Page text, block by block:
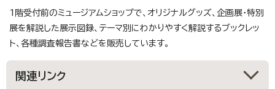
1階受付前のミュージアムショップで、オリジナルグッズ、企画展・特別
展を解説した展示図録、テーマ別にわかりやすく解説するブックレッ
ト、各種調査報告書などを販売しています。
関連リンク